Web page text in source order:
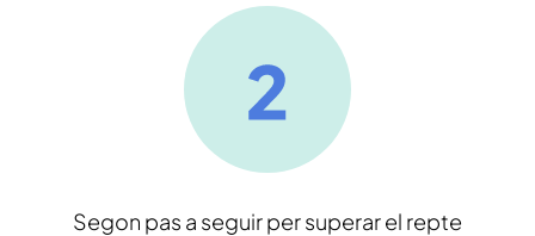
Segon pas a seguir per superar el repte